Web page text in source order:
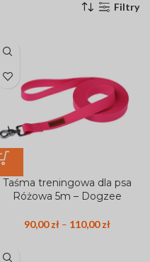
Filtry
Taśma treningowa dla psa
Różowa 5m – Dogzee
90,00zł – 110,00zł